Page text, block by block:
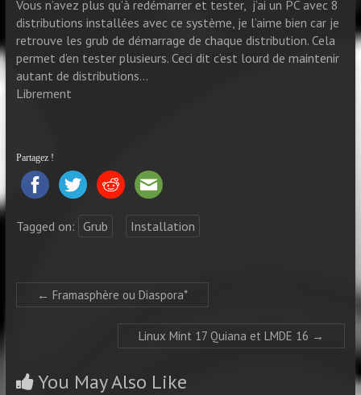
Vous n’avez plus qu’à redémarrer et tester, j’ai un PC avec 8
distributions installées avec ce système, je l’aime bien car je
retrouve les grub de démarrage de chaque distribution. Cela
permet d’en tester plusieurs. Ceci dit c’est lourd de maintenir
autant de distributions…
Librement
Partagez !
Tagged on: Grub Installation
← Framasphère ou Diaspora*
Linux Mint 17 Quiana et LMDE 16 →
You May Also Like